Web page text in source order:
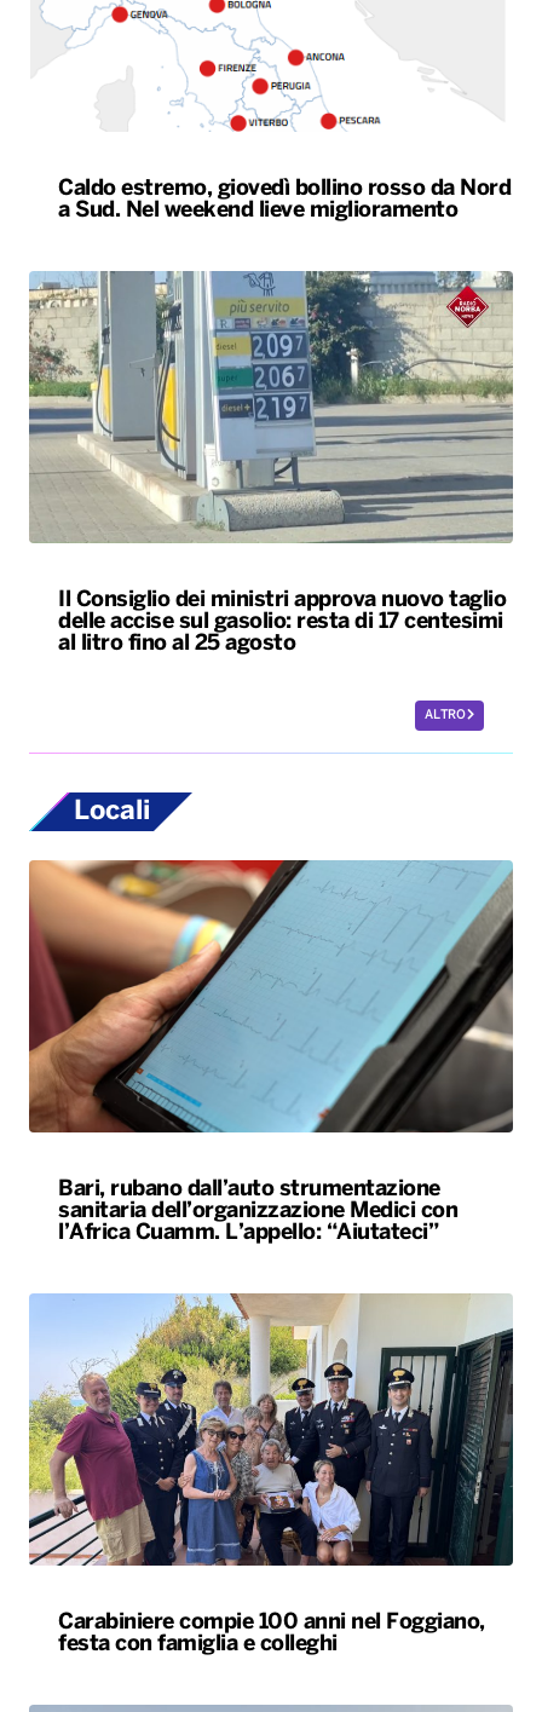
Caldo estremo, giovedì bollino rosso da Nord
a Sud. Nel weekend lieve miglioramento
Il Consiglio dei ministri approva nuovo taglio
delle accise sul gasolio: resta di 17 centesimi
al litro fino al 25 agosto
ALTRO
Locali
Bari, rubano dall’auto strumentazione
sanitaria dell’organizzazione Medici con
l’Africa Cuamm. L’appello: “Aiutateci”
Carabiniere compie 100 anni nel Foggiano,
festa con famiglia e colleghi